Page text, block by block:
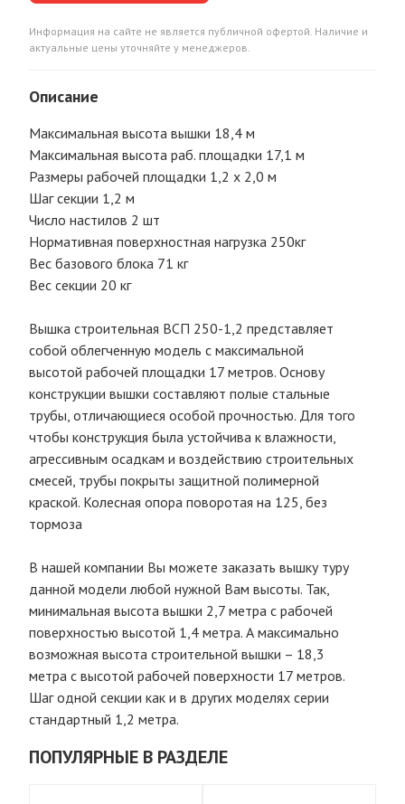
Информация на сайте не является публичной офертой. Наличие и
актуальные цены уточняйте у менеджеров.
Описание
Максимальная высота вышки 18,4 м
Максимальная высота раб. площадки 17,1 м
Размеры рабочей площадки 1,2 х 2,0 м
Шаг секции 1,2 м
Число настилов 2 шт
Нормативная поверхностная нагрузка 250кг
Вес базового блока 71 кг
Вес секции 20 кг
Вышка строительная ВСП 250-1,2 представляет
собой облегченную модель с максимальной
высотой рабочей площадки 17 метров. Основу
конструкции вышки составляют полые стальные
трубы, отличающиеся особой прочностью. Для того
чтобы конструкция была устойчива к влажности,
агрессивным осадкам и воздействию строительных
смесей, трубы покрыты защитной полимерной
краской. Колесная опора поворотая на 125, без
тормоза
В нашей компании Вы можете заказать вышку туру
данной модели любой нужной Вам высоты. Так,
минимальная высота вышки 2,7 метра с рабочей
поверхностью высотой 1,4 метра. А максимально
возможная высота строительной вышки – 18,3
метра с высотой рабочей поверхности 17 метров.
Шаг одной секции как и в других моделях серии
стандартный 1,2 метра.
ПОПУЛЯРНЫЕ В РАЗДЕЛЕ